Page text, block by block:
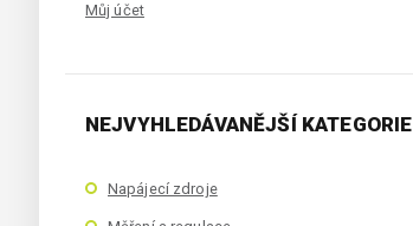
Můj účet
NEJVYHLEDÁVANĚJŠÍ KATEGORIE
Napájecí zdroje